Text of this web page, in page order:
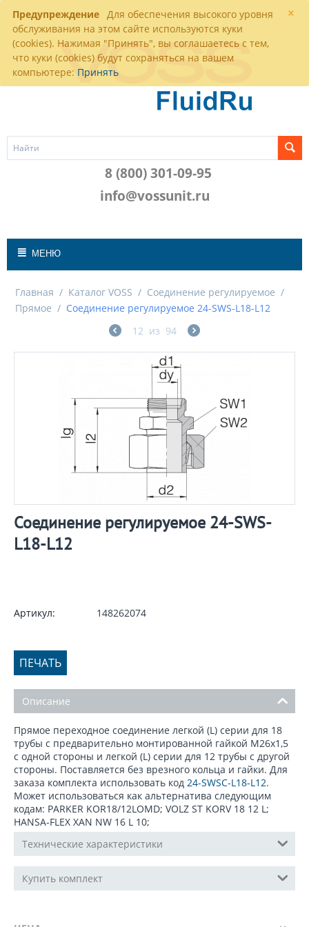
×
Предупреждение Для обеспечения высокого уровня
обслуживания на этом сайте используются куки
(cookies). Нажимая "Принять", вы соглашаетесь с тем,
что куки (cookies) будут сохраняться на вашем
компьютере: Принять
8 (800) 301-09-95
info@vossunit.ru
МЕНЮ
Главная / Каталог VOSS / Соединение регулируемое /
Прямое / Соединение регулируемое 24-SWS-L18-L12
12 из 94
Соединение регулируемое 24-SWS-
L18-L12
Артикул: 148262074
ПЕЧАТЬ
Описание
Прямое переходное соединение легкой (L) серии для 18
трубы с предварительно монтированной гайкой М26x1,5
с одной стороны и легкой (L) серии для 12 трубы с другой
стороны. Поставляется без врезного кольца и гайки. Для
заказа комплекта использовать код 24-SWSC-L18-L12.
Может использоваться как альтернатива следующим
кодам: PARKER KOR18/12LOMD; VOLZ ST KORV 18 12 L;
HANSA-FLEX XAN NW 16 L 10;
Технические характеристики
Купить комплект